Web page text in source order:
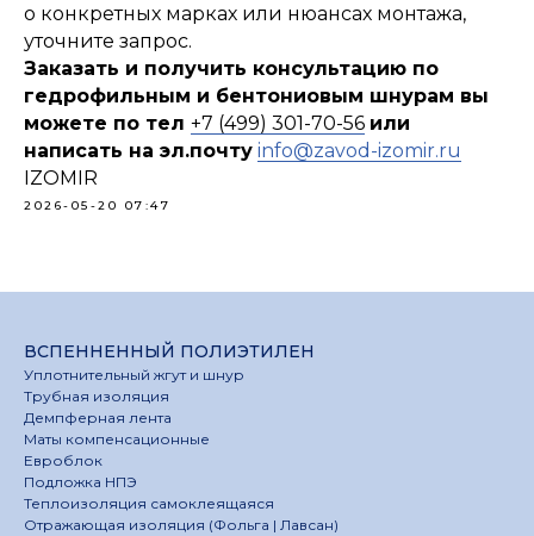
о конкретных марках или нюансах монтажа,
уточните запрос.
Заказать и получить консультацию по
гедрофильным и бентониовым шнурам вы
можете по тел +7 (499) 301-70-56 или
написать на эл.почту info@zavod-izomir.ru
IZOMIR
2026-05-20 07:47
ВСПЕННЕННЫЙ ПОЛИЭТИЛЕН
Уплотнительный жгут и шнур
Трубная изоляция
Демпферная лента
Маты компенсационные
Евроблок
Подложка НПЭ
Теплоизоляция самоклеящаяся
Отражающая изоляция (Фольга | Лавсан)